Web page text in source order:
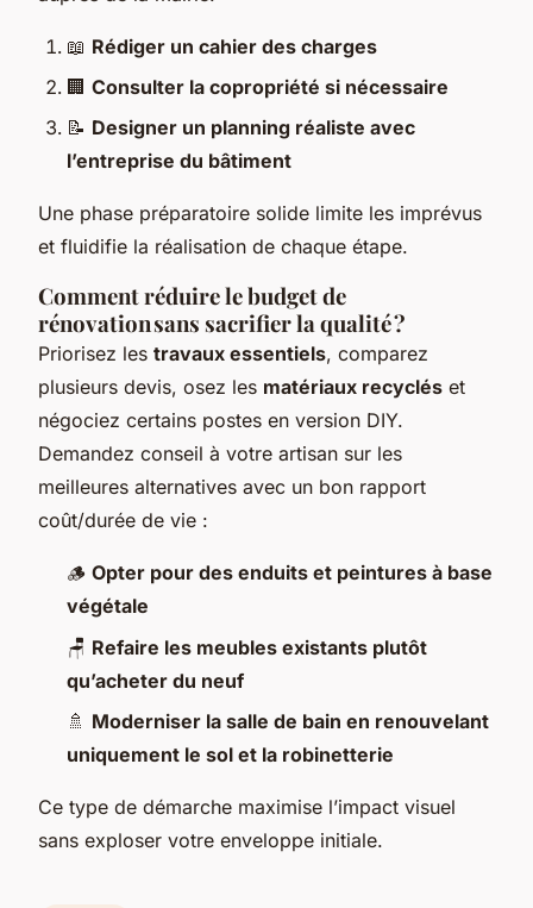
📖 Rédiger un cahier des charges
🏢 Consulter la copropriété si nécessaire
📝 Designer un planning réaliste avec
l’entreprise du bâtiment
Une phase préparatoire solide limite les imprévus
et fluidifie la réalisation de chaque étape.
Comment réduire le budget de
rénovation sans sacrifier la qualité ?
Priorisez les travaux essentiels, comparez
plusieurs devis, osez les matériaux recyclés et
négociez certains postes en version DIY.
Demandez conseil à votre artisan sur les
meilleures alternatives avec un bon rapport
coût/durée de vie :
🪵 Opter pour des enduits et peintures à base
végétale
🪑 Refaire les meubles existants plutôt
qu’acheter du neuf
🚿 Moderniser la salle de bain en renouvelant
uniquement le sol et la robinetterie
Ce type de démarche maximise l’impact visuel
sans exploser votre enveloppe initiale.